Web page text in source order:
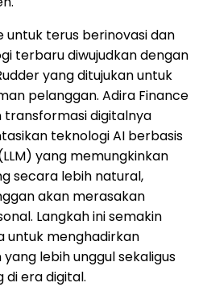
untuk terus berinovasi dan
terbaru diwujudkan dengan
yang ditujukan untuk
pelanggan. Adira Finance
digitalnya
teknologi AI berbasis
yang memungkinkan
secara lebih natural,
akan merasakan
Langkah ini semakin
untuk menghadirkan
lebih unggul sekaligus
era digital.